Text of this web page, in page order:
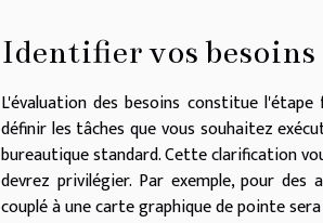
Identifier vos besoins
L'évaluation des besoins constitue l'étape
définir les tâches que vous souhaitez
bureautique standard. Cette clarification
devrez privilégier. Par exemple, pour des
couplé à une carte graphique de pointe